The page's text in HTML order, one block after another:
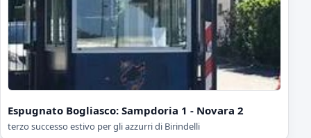
Espugnato Bogliasco: Sampdoria 1 - Novara 2
terzo successo estivo per gli azzurri di Birindelli